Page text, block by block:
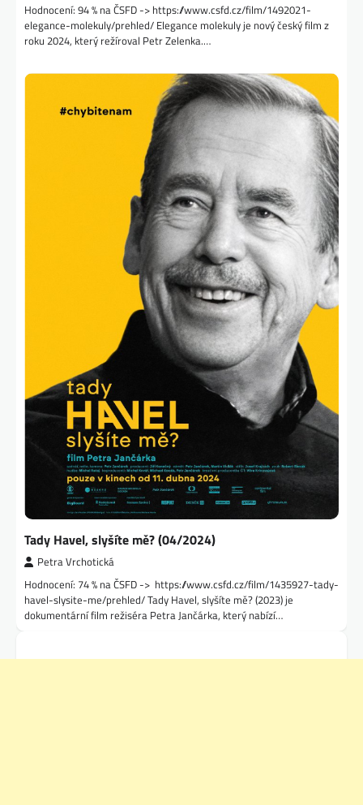
Hodnocení: 94 % na ČSFD -> https://www.csfd.cz/film/1492021-
elegance-molekuly/prehled/ Elegance molekuly je nový český film z
roku 2024, který režíroval Petr Zelenka.…
Tady Havel, slyšíte mě? (04/2024)
Petra Vrchotická
Hodnocení: 74 % na ČSFD -> https://www.csfd.cz/film/1435927-tady-
havel-slysite-me/prehled/ Tady Havel, slyšíte mě? (2023) je
dokumentární film režiséra Petra Jančárka, který nabízí…